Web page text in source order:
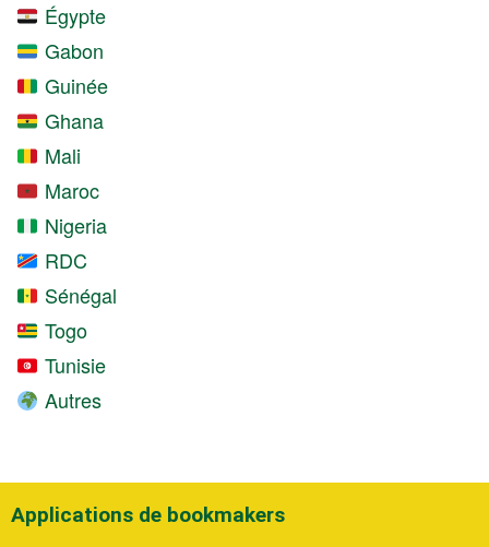
Égypte
Gabon
Guinée
Ghana
Mali
Maroc
Nigeria
RDC
Sénégal
Togo
Tunisie
Autres
Applications de bookmakers